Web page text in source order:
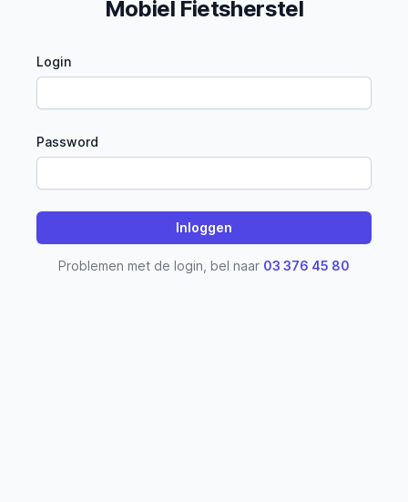
Mobiel Fietsherstel
Login
Password
Problemen met de login, bel naar 03 376 45 80